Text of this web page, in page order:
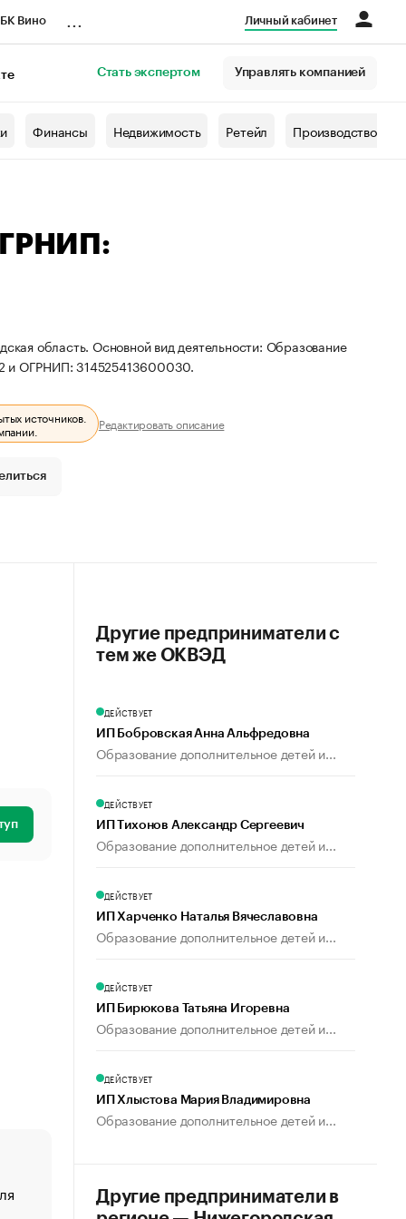
Вино Личный кабинет
Стать экспертом Управлять компанией
Финансы Недвижимость Ретейл Производство
область. Основной вид деятельности: Образование
и ОГРНИП: 314525413600030.
источников.
Редактировать описание
«От спорта тело стареет иначе». Как живет глава
создавшей GTA
Другие предприниматели с
тем же ОКВЭД
ДЕЙСТВУЕТ
ИП Бобровская Анна Альфредовна
Образование дополнительное детей и...
ДЕЙСТВУЕТ
ИП Тихонов Александр Сергеевич
Образование дополнительное детей и...
ДЕЙСТВУЕТ
ИП Харченко Наталья Вячеславовна
Образование дополнительное детей и...
ДЕЙСТВУЕТ
ИП Бирюкова Татьяна Игоревна
Образование дополнительное детей и...
ДЕЙСТВУЕТ
ИП Хлыстова Мария Владимировна
Образование дополнительное детей и...
Другие предприниматели в